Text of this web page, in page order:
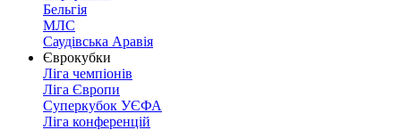
Бельгія
МЛС
Саудівська Аравія
Єврокубки
Ліга чемпіонів
Ліга Європи
Суперкубок УЄФА
Ліга конференцій